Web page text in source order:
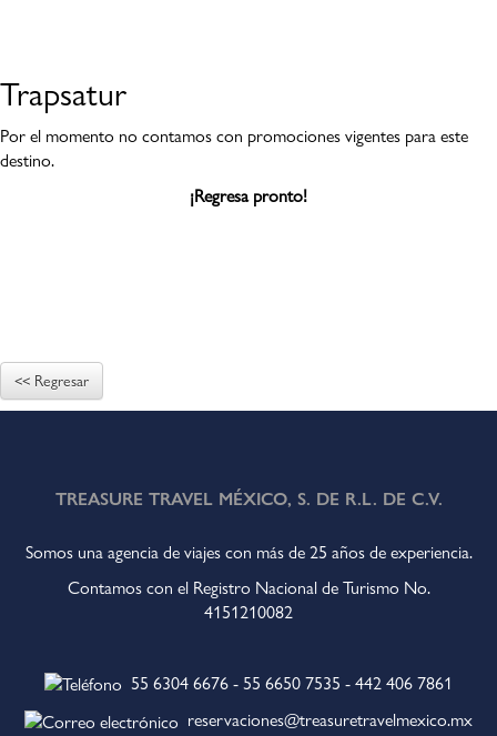
Trapsatur
Por el momento no contamos con promociones vigentes para este
destino.
¡Regresa pronto!
<< Regresar
TREASURE TRAVEL MÉXICO, S. DE R.L. DE C.V.
Somos una agencia de viajes con más de 25 años de experiencia.
Contamos con el Registro Nacional de Turismo No.
4151210082
55 6304 6676 - 55 6650 7535 - 442 406 7861
reservaciones@treasuretravelmexico.mx